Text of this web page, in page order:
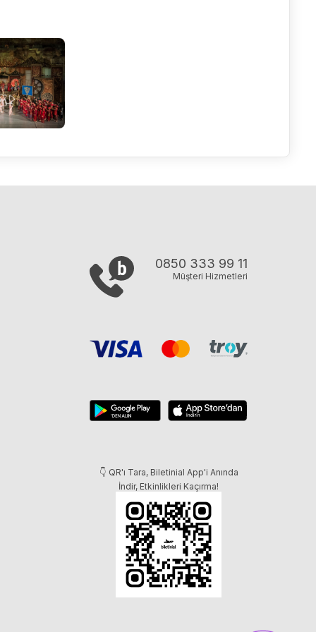
0850 333 99 11
Müşteri Hizmetleri
👇 QR'ı Tara, Biletinial App'i Anında
İndir, Etkinlikleri Kaçırma!